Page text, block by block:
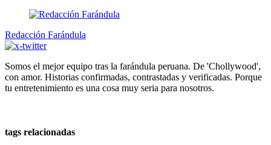
Redacción Farándula
Somos el mejor equipo tras la farándula peruana. De 'Chollywood',
con amor. Historias confirmadas, contrastadas y verificadas. Porque
tu entretenimiento es una cosa muy seria para nosotros.
tags relacionadas